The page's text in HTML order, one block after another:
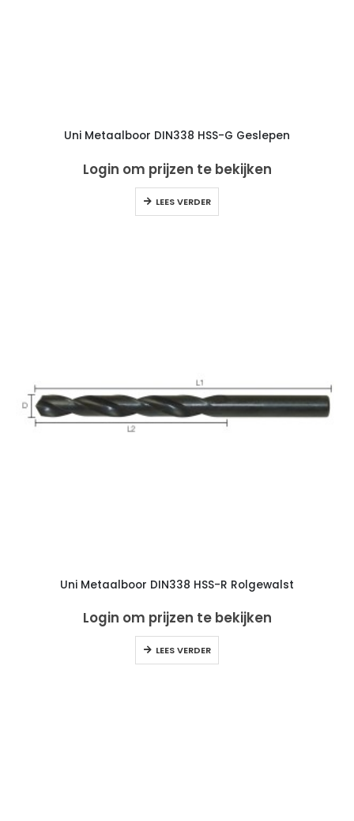
Uni Metaalboor DIN338 HSS-G Geslepen
Login om prijzen te bekijken
LEES VERDER
Uni Metaalboor DIN338 HSS-R Rolgewalst
Login om prijzen te bekijken
LEES VERDER